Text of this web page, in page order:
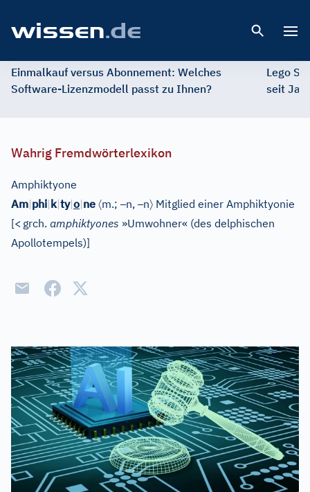
Einmalkauf versus Abonnement: Welches
Software-Lizenzmodell passt zu Ihnen?
Lego
seit
Wahrig Fremdwörterlexikon
Amphiktyone
Am|phi|k|ty|o|ne 〈m.;–n,–n〉 Mitglied einer Amphiktyonie
[< grch. amphiktyones »Umwohner« (des delphischen
Apollotempels)]